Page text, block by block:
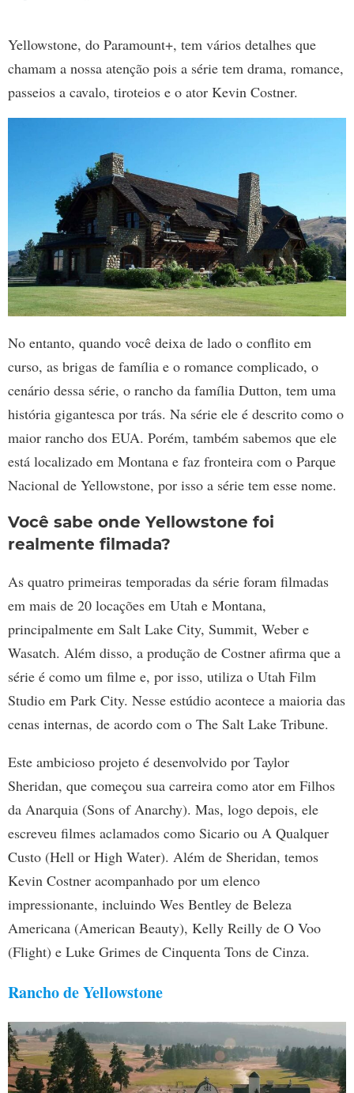
Yellowstone, do Paramount+, tem vários detalhes que
chamam a nossa atenção pois a série tem drama, romance,
passeios a cavalo, tiroteios e o ator Kevin Costner.
No entanto, quando você deixa de lado o conflito em
curso, as brigas de família e o romance complicado, o
cenário dessa série, o rancho da família Dutton, tem uma
história gigantesca por trás. Na série ele é descrito como o
maior rancho dos EUA. Porém, também sabemos que ele
está localizado em Montana e faz fronteira com o Parque
Nacional de Yellowstone, por isso a série tem esse nome.
Você sabe onde Yellowstone foi
realmente filmada?
As quatro primeiras temporadas da série foram filmadas
em mais de 20 locações em Utah e Montana,
principalmente em Salt Lake City, Summit, Weber e
Wasatch. Além disso, a produção de Costner afirma que a
série é como um filme e, por isso, utiliza o Utah Film
Studio em Park City. Nesse estúdio acontece a maioria das
cenas internas, de acordo com o The Salt Lake Tribune.
Este ambicioso projeto é desenvolvido por Taylor
Sheridan, que começou sua carreira como ator em Filhos
da Anarquia (Sons of Anarchy). Mas, logo depois, ele
escreveu filmes aclamados como Sicario ou A Qualquer
Custo (Hell or High Water). Além de Sheridan, temos
Kevin Costner acompanhado por um elenco
impressionante, incluindo Wes Bentley de Beleza
Americana (American Beauty), Kelly Reilly de O Voo
(Flight) e Luke Grimes de Cinquenta Tons de Cinza.
Rancho de Yellowstone